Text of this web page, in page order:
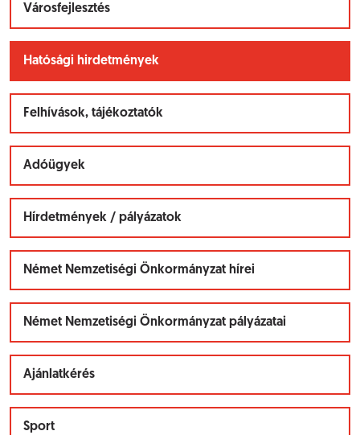
Városfejlesztés
Hatósági hirdetmények
Felhívások, tájékoztatók
Adóügyek
Hírdetmények / pályázatok
Német Nemzetiségi Önkormányzat hírei
Német Nemzetiségi Önkormányzat pályázatai
Ajánlatkérés
Sport